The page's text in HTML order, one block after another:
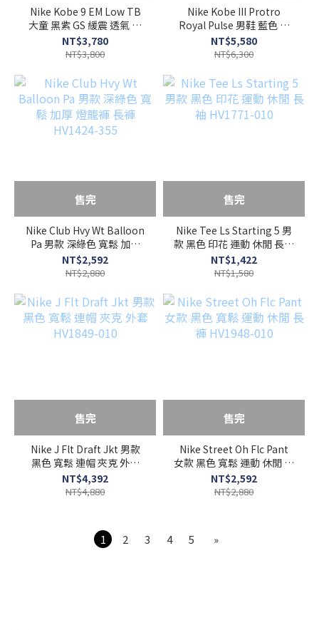
Nike Kobe 9 EM Low TB
大童 黑紫 GS 緩震 透氣 休
閒鞋 IM6642-500
NT$3,780
NT$3,800
Nike Kobe III Protro
Royal Pulse 男鞋 藍色 柯
比 聖誕節 籃球鞋 IQ5338-
400
NT$5,580
NT$6,300
售完
Nike Club Hvy Wt Balloon
Pa 男款 深綠色 寬鬆 加厚
燈籠褲 長褲 HV1424-355
NT$2,592
NT$2,880
售完
Nike Tee Ls Starting 5 男
款 黑色 印花 運動 休閒 長袖
HV1771-010
NT$1,422
NT$1,580
售完
Nike J Flt Draft Jkt 男款
黑色 寬鬆 連帽 夾克 外套
HV1849-010
NT$4,392
NT$4,880
售完
Nike Street Oh Flc Pant
女款 黑色 寬鬆 運動 休閒 長
褲 HV1948-010
NT$2,592
NT$2,880
1 2 3 4 5 »